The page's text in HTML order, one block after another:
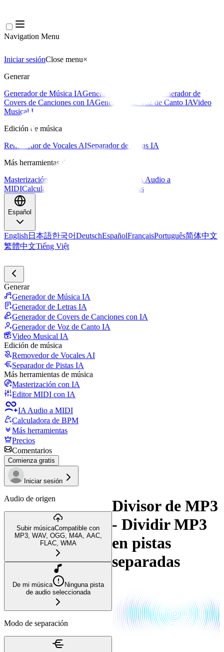
Navigation Menu
Iniciar sesiónClose menu×
Generar
Generador de Música IAGenerador de Letras IA
Generador de
Covers de Canciones con IAGenerador de Voz de Canto IAVideo
Musical IA
Edición de música
Removedor de Vocales AISeparador de Pistas IA
Más herramientas de música
Masterización con IA
IA Audio a
MIDICalculadora de BPM Más herramientas
Español
English 日本語한국어DeutschEspañolFrançaisPortuguês简体中文
繁體中文Tiếng Việt
Generar
Generador de Música IA
Generador de Letras IA
Generador de Covers de Canciones con IA
Generador de Voz de Canto IA
Video Musical IA
Edición de música
Removedor de Vocales AI
Separador de Pistas IA
Más herramientas de música
Masterización con IA
Editor MIDI con IA
IA Audio a MIDI
Calculadora de BPM
Más herramientas
Precios
Comentarios
Comienza gratis
Iniciar sesión
Audio de origen
Subir músicaCompatible con
MP3, WAV, OGG, M4A, AAC,
FLAC, WMA
De mi música
Ninguna pista
de audio seleccionada
Modo de separación
Divisor de MP3
- Dividir MP3
en pistas
separadas